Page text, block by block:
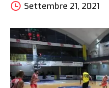
Settembre 21, 2021